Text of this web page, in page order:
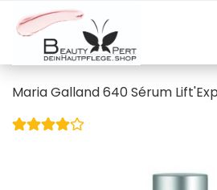
Maria Galland 640 Sérum